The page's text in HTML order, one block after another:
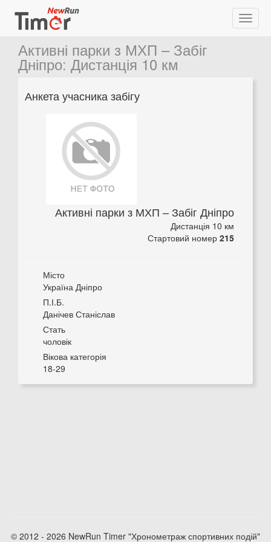
Активні парки з МХП – Забіг
Дніпро: Дистанція 10 км
Анкета учасника забігу
Активні парки з МХП – Забіг Дніпро
Дистанція 10 км
Стартовий номер 215
Місто
Україна Дніпро
П.І.Б.
Данічев Станіслав
Стать
чоловік
Вікова категорія
18-29
© 2012 - 2026 NewRun Timer "Хронометраж спортивних подій"